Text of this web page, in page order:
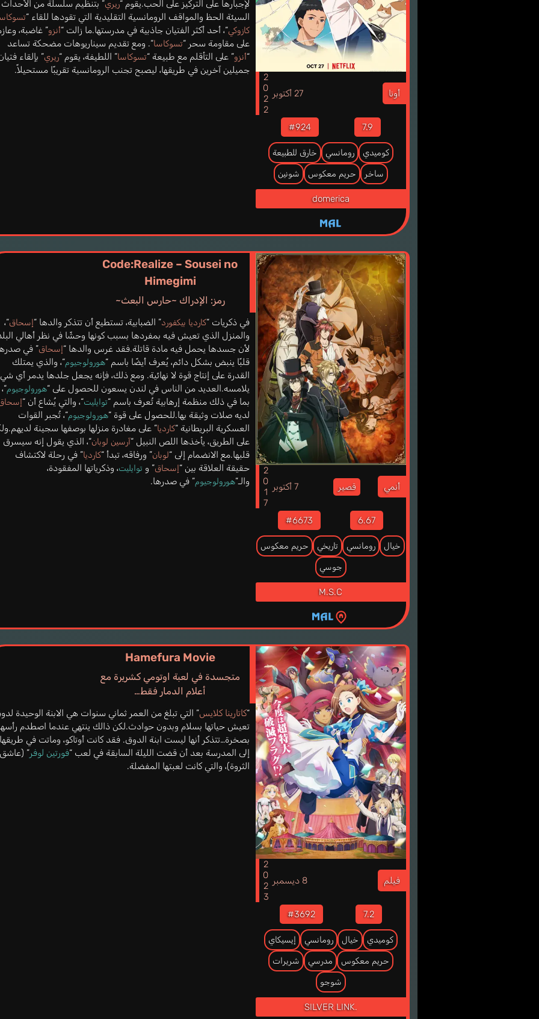
أونا 27 أكتوبر 2022
7.9
#924
كوميدي رومانسي خارق للطبيعة
ساخر حريم معكوس شونين
domerica
لإجبارها على التركيز على الحب.يقوم “ريري” بتنظيم سلسلة من الأحداث
السيئة الحظ والمواقف الرومانسية التقليدية التي تقودها للقاء “
كازوكي“، أحد أكثر الفتيان جاذبية في مدرستها.ما زالت “أنزو” غاضبة،
على مقاومة سحر “تسوكاسا“. ومع تقديم سيناريوهات مضحكة تساعد
“أنزو” على التأقلم مع طبيعة “تسوكاسا” اللطيفة، يقوم “ريري” بإلقاء
جميلين آخرين في طريقها، ليصبح تجنب الرومانسية تقريبًا مستحيلاً.
Code:Realize – Sousei no
Himegimi
رمز: الإدراك ~حارس البعث~
أنمي قصير 7 أكتوبر 2017
6.67
#6673
خيال رومانسي تاريخي حريم معكوس
جوسي
M.S.C
في ذكريات “كارديا بيكفورد” الضبابية، تستطيع أن تتذكر والدها “إسحاق“،
والمنزل الذي تعيش فيه بمفردها بسبب كونها وحشًا في نظر أهالي
لأن جسدها يحمل فيه مادة قاتلة.فقد غرس والدها “إسحاق” في
قلبًا ينبض بشكل دائم، يُعرف أيضًا باسم “هورولوجيوم“، والذي يمتلك
القدرة على إنتاج قوة لا نهائية. ومع ذلك، فإنه يجعل جلدها يدمر أي
يلامسه.العديد من الناس في لندن يسعون للحصول على “هورولوجيوم“،
بما في ذلك منظمة إرهابية تُعرف باسم “توايليت“، والتي يُشاع أن “
لديه صلات وثيقة بها.للحصول على قوة “هورولوجيوم“، تُجبر القوات
العسكرية البريطانية “كارديا” على مغادرة منزلها بوصفها سجينة
على الطريق، يأخذها اللص النبيل “آرسين لوبان“، الذي يقول إنه سيسرق
قلبها.مع الانضمام إلى “لوبان” ورفاقه، تبدأ “كارديا” في رحلة لاكتشاف
حقيقة العلاقة بين “إسحاق” و توايليت، وذكرياتها المفقودة،
والـ”هورولوجيوم” في صدرها.
Hamefura Movie
متجسدة في لعبة اوتومي كشريرة مع
أعلام الدمار فقط…
فيلم 8 ديسمبر 2023
7.2
#3692
كوميدي خيال رومانسي إيسيكاي
حريم معكوس مدرسي شريرات
شوجو
SILVER LINK.
“كاتارينا كلايس” التي تبلغ من العمر ثماني سنوات هي الابنة الوحيدة
تعيش حياتها بسلام وبدون حوادث.لكن ذالك ينتهي عندما اصطدم
بصخرة…تتذكر أنها ليست ابنة الدوق. فقد كانت أوتاكو، وماتت في
إلى المدرسة بعد أن قضت الليلة السابقة في لعب “فورتين لوفر”
الثروة)، والتي كانت لعبتها المفضلة.